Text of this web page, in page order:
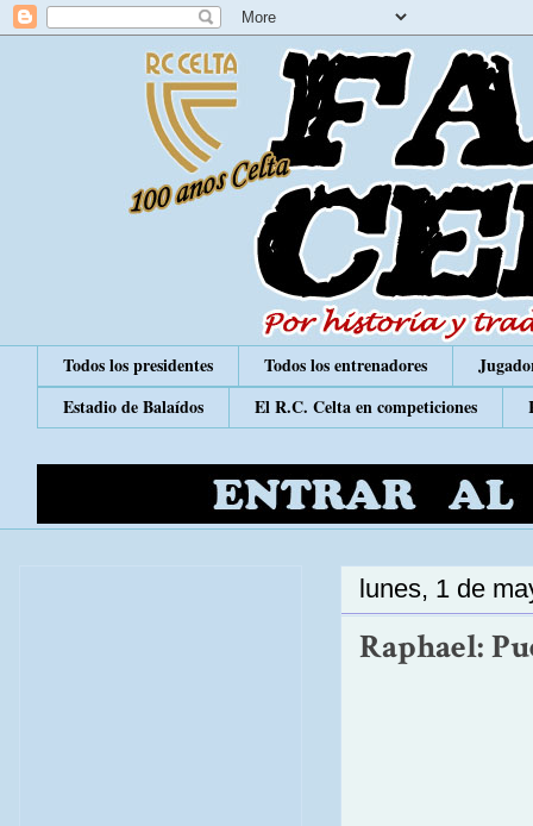
Todos los presidentes Todos los entrenadores
Estadio de Balaídos
El R.C. Celta en competiciones
lunes, 1 de
Raphael: